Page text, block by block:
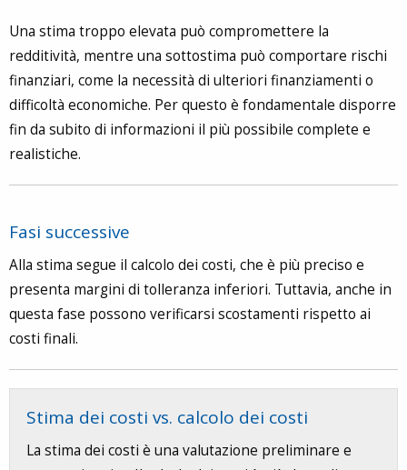
Una stima troppo elevata può compromettere la
redditività, mentre una sottostima può comportare rischi
finanziari, come la necessità di ulteriori finanziamenti o
difficoltà economiche. Per questo è fondamentale disporre
fin da subito di informazioni il più possibile complete e
realistiche.
Fasi successive
Alla stima segue il calcolo dei costi, che è più preciso e
presenta margini di tolleranza inferiori. Tuttavia, anche in
questa fase possono verificarsi scostamenti rispetto ai
costi finali.
Stima dei costi vs. calcolo dei costi
La stima dei costi è una valutazione preliminare e